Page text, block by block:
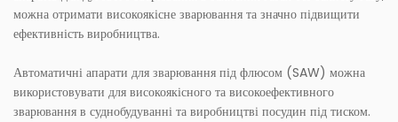
можна отримати високоякісне зварювання та значно підвищити
ефективність виробництва.
Автоматичні апарати для зварювання під флюсом (SAW) можна
використовувати для високоякісного та високоефективного
зварювання в суднобудуванні та виробництві посудин під тиском.